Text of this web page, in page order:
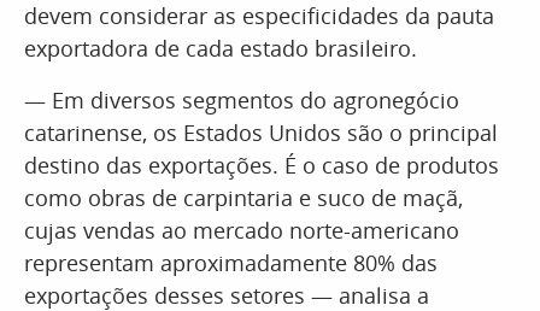
devem considerar as especificidades da pauta
exportadora de cada estado brasileiro.
— Em diversos segmentos do agronegócio
catarinense, os Estados Unidos são o principal
destino das exportações. É o caso de produtos
como obras de carpintaria e suco de maçã,
cujas vendas ao mercado norte-americano
representam aproximadamente 80% das
exportações desses setores — analisa a